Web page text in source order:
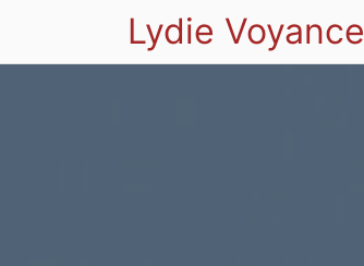
Lydie Voyance